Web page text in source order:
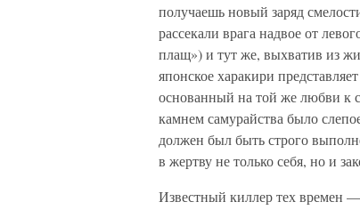
получаешь новый заряд
рассекали врага надвое от
плащ») и тут же, выхватив из
японское харакири
основанный на той же любви к
камнем самурайства было
должен был быть строго
в жертву не только себя, но и
Известный киллер тех времен